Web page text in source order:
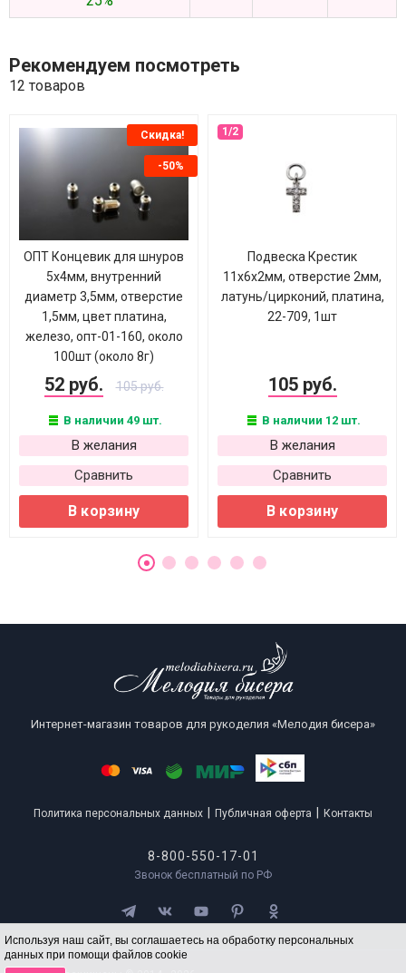
Используя наш сайт, вы соглашаетесь на обработку персональных
данных при помощи файлов cookie
Рекомендуем посмотреть
12 товаров
Скидка!
-50%
ОПТ Концевик для шнуров
5х4мм, внутренний
диаметр 3,5мм, отверстие
1,5мм, цвет платина,
железо, опт-01-160, около
100шт (около 8г)
52 руб. 105 руб.
В наличии 49 шт.
В желания
Сравнить
В корзину
Подвеска Крестик
11х6х2мм, отверстие 2мм,
латунь/цирконий, платина,
22-709, 1шт
105 руб.
В наличии 12 шт.
В желания
Сравнить
В корзину
Интернет-магазин товаров для рукоделия «Мелодия бисера»
Политика персональных данных Публичная оферта Контакты
8-800-550-17-01
Звонок бесплатный по РФ